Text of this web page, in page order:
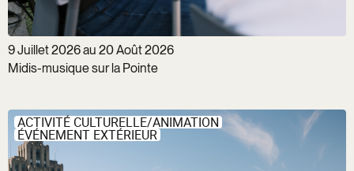
9 Juillet 2026 au 20 Août 2026
Midis-musique sur la Pointe
ACTIVITÉ CULTURELLE/ANIMATION
ÉVÉNEMENT EXTÉRIEUR